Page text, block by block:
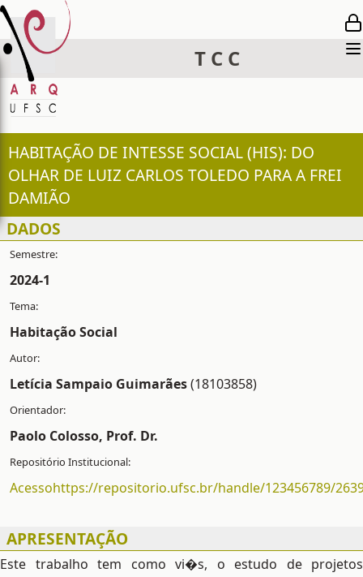
TCC
HABITAÇÃO DE INTESSE SOCIAL (HIS): DO
OLHAR DE LUIZ CARLOS TOLEDO PARA A FREI
DAMIÃO
DADOS
2024-1
Habitação Social
Letícia Sampaio Guimarães(18103858)
Paolo Colosso, Prof. Dr.
Acessohttps://repositorio.ufsc.br/handle/123456789/
APRESENTAÇÃO
Este trabalho tem como vi�s, o estudo de projetos